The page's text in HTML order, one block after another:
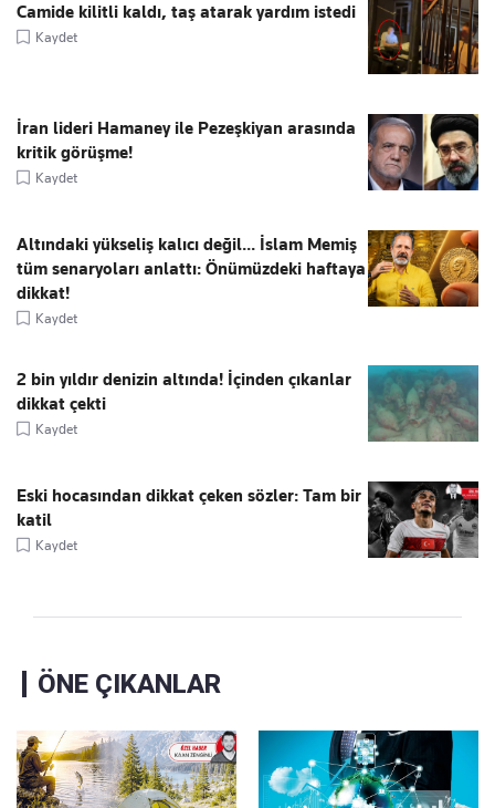
Camide kilitli kaldı, taş atarak yardım istedi
Kaydet
İran lideri Hamaney ile Pezeşkiyan arasında
kritik görüşme!
Kaydet
Altındaki yükseliş kalıcı değil... İslam Memiş
tüm senaryoları anlattı: Önümüzdeki haftaya
dikkat!
Kaydet
2 bin yıldır denizin altında! İçinden çıkanlar
dikkat çekti
Kaydet
Eski hocasından dikkat çeken sözler: Tam bir
katil
Kaydet
ÖNE ÇIKANLAR